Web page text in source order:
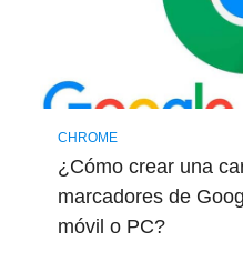
CHROME
¿Cómo crear una
marcadores de
móvil o PC?